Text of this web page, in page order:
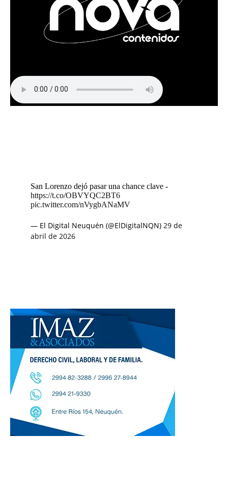
San Lorenzo dejó pasar una chance clave -
https://t.co/OBVYQC2BT6
pic.twitter.com/nVygbANaMV
— El Digital Neuquén (@ElDigitalNQN) 29 de
abril de 2026